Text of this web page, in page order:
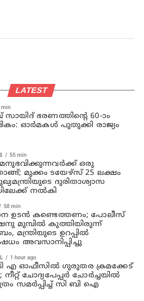
LATEST
min
ഭരണത്തിന്റെ 60-ാം
ഓർമകൾ പുതുക്കി രാജ്യം
55 min
ഒരു
മുക്കം ടയേഴ്‌സ് 25 ലക്ഷം
ദുരിതാശ്വാസ
നല്‍കി
58 min
ഉടന്‍ കണ്ടെത്തണം; പോലീസ്
മുമ്പില്‍ കുത്തിയിരുന്ന്
മന്ത്രിയുടെ ഉറപ്പില്‍
അവസാനിപ്പിച്ചു
1 hour ago
എ ഓഫീസില്‍ ഗുരുതര ക്രമക്കേട്
നീറ്റ് ചോദ്യപേപ്പര്‍ ചോര്‍ച്ചയില്‍
സമര്‍പ്പിച്ച് സി ബി ഐ